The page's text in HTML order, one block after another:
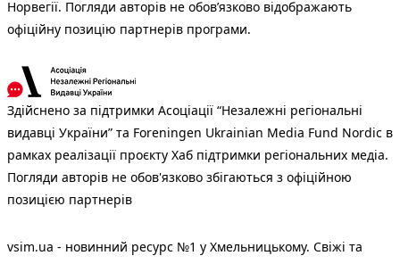
Норвегії. Погляди авторів не обов’язково відображають
офіційну позицію партнерів програми.
Здійснено за підтримки Асоціації “Незалежні регіональні
видавці України” та Foreningen Ukrainian Media Fund Nordic в
рамках реалізації проєкту Хаб підтримки регіональних медіа.
Погляди авторів не обов'язково збігаються з офіційною
позицією партнерів
vsim.ua - новинний ресурс №1 у Хмельницькому. Свіжі та